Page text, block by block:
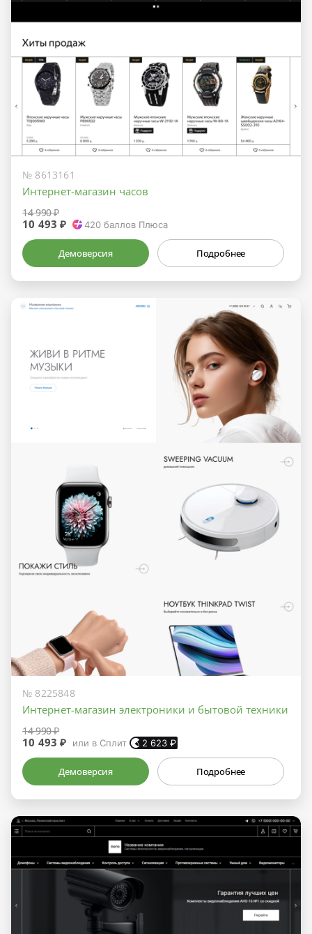
№ 8613161
Интернет-магазин часов
14 990 ₽
10 493 ₽ 420баллов Плюса
Демоверсия Подробнее
№ 8225848
Интернет-магазин электроники и бытовой техники
14 990 ₽
10 493 ₽ или в Сплит 2 623₽
Демоверсия Подробнее